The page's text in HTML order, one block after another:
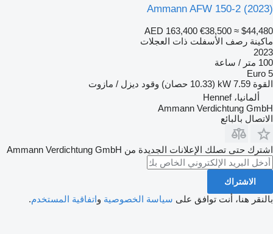
Ammann AFW 150-2 (2023)
AED 163,400 €38,500 ≈ $44,480
ماكينة رصف الأسفلت ذات العجلات
2023
100 متر / ساعة
Euro 5
القوة 7.59 kW (10.33 حصان) وقود ديزل / مازوت
ألمانيا، Hennef
Ammann Verdichtung GmbH
الاتصال بالبائع
اشترك حتى تصلك الإعلانات الجديدة من Ammann Verdichtung GmbH
الاشتراك
بالنقر هنا، أنت توافق على سياسة الخصوصية واتفاقية المستخدم.